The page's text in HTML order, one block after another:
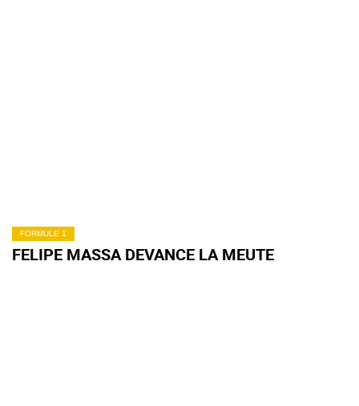
FORMULE 1
FELIPE MASSA DEVANCE LA MEUTE